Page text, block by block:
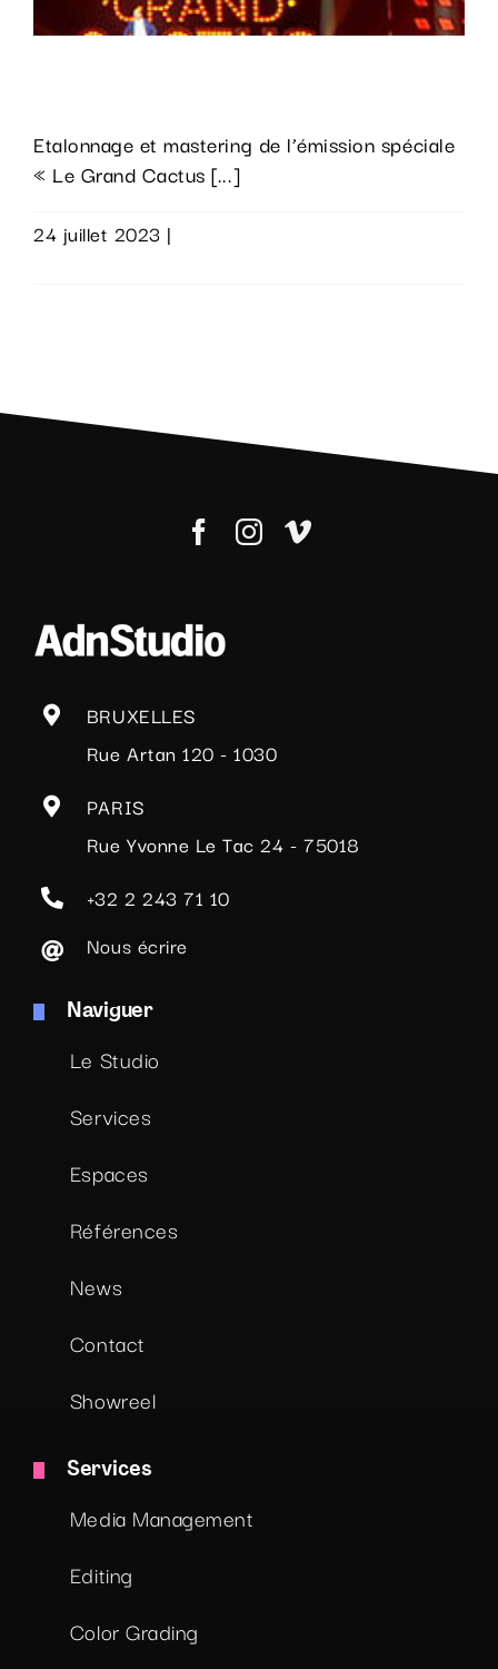
Etalonnage et mastering de l’émission spéciale
« Le Grand Cactus [...]
24 juillet 2023 |
BRUXELLES
Rue Artan 120 - 1030
PARIS
Rue Yvonne Le Tac 24 - 75018
+32 2 243 71 10
Nous écrire
Naviguer
Le Studio
Services
Espaces
Références
News
Contact
Showreel
Services
Media Management
Editing
Color Grading